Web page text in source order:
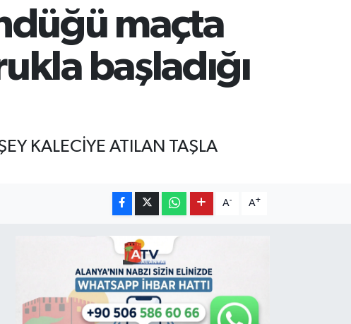
maçta
başladığı
KALECİYE ATILAN TAŞLA
A- A+